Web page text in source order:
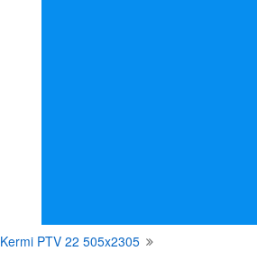
Kermi PTV 22 505x2305